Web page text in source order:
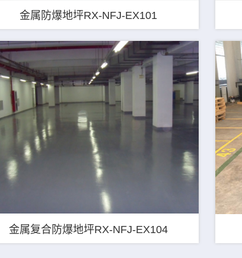
金属防爆地坪RX-NFJ-EX101
金属复合防爆地坪RX-NFJ-EX104